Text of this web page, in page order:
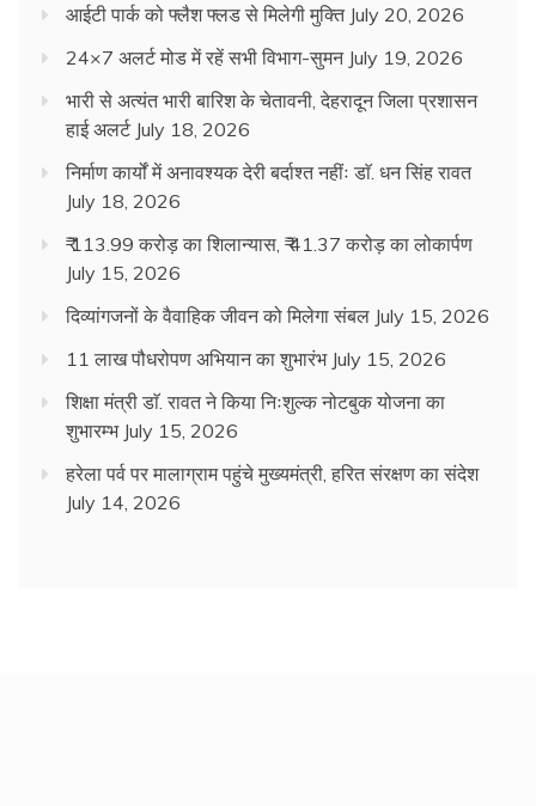
आईटी पार्क को फ्लैश फ्लड से मिलेगी मुक्ति July 20, 2026
24×7 अलर्ट मोड में रहें सभी विभाग-सुमन July 19, 2026
भारी से अत्यंत भारी बारिश के चेतावनी, देहरादून जिला प्रशासन
हाई अलर्ट July 18, 2026
निर्माण कार्यों में अनावश्यक देरी बर्दाश्त नहींः डाॅ. धन सिंह रावत
July 18, 2026
₹ 113.99 करोड़ का शिलान्यास, ₹ 41.37 करोड़ का लोकार्पण
July 15, 2026
दिव्यांगजनों के वैवाहिक जीवन को मिलेगा संबल July 15, 2026
11 लाख पौधरोपण अभियान का शुभारंभ July 15, 2026
शिक्षा मंत्री डाॅ. रावत ने किया निःशुल्क नोटबुक योजना का
शुभारम्भ July 15, 2026
हरेला पर्व पर मालाग्राम पहुंचे मुख्यमंत्री, हरित संरक्षण का संदेश
July 14, 2026